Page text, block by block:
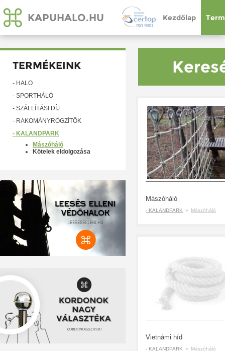
KAPUHALO.HU Kezdőlap
TERMÉKEINK
- HÁLÓ
- SPORTHÁLÓ
- SZÁLLÍTÁSI DÍJ
- RAKOMÁNYRÖGZÍTŐK
- KALANDPARK
Mászóháló
Kötelek eldolgozása
Mászóháló
- KALANDPARK » Mászóháló
Vietnámi híd
- KALANDPARK » Mászóháló